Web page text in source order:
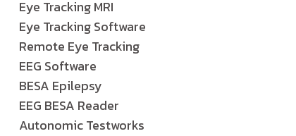
Eye Tracking MRI
Eye Tracking Software
Remote Eye Tracking
EEG Software
BESA Epilepsy
EEG BESA Reader
Autonomic Testworks